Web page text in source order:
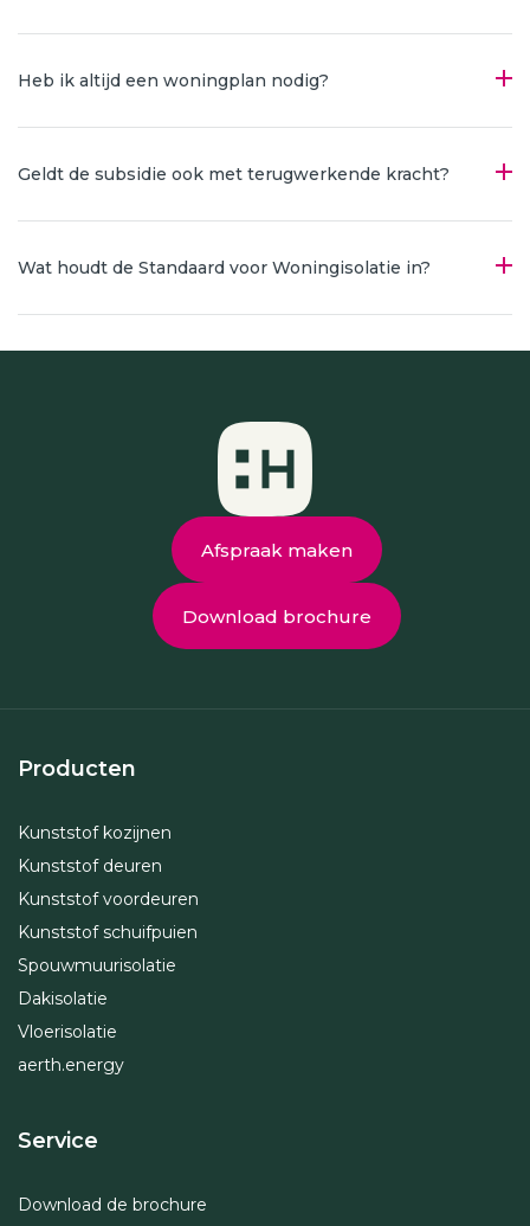
Heb ik altijd een woningplan nodig?
Geldt de subsidie ook met terugwerkende kracht?
Wat houdt de Standaard voor Woningisolatie in?
Afspraak maken
Download brochure
Producten
Kunststof kozijnen
Kunststof deuren
Kunststof voordeuren
Kunststof schuifpuien
Spouwmuurisolatie
Dakisolatie
Vloerisolatie
aerth.energy
Service
Download de brochure